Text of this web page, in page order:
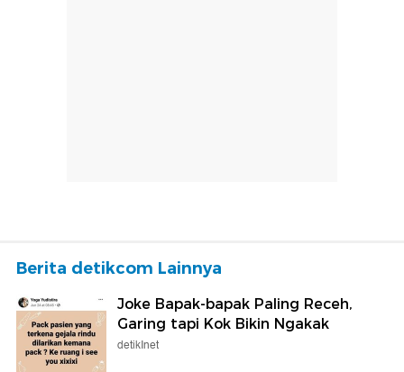
Berita detikcom Lainnya
Joke Bapak-bapak Paling Receh,
Garing tapi Kok Bikin Ngakak
detikInet